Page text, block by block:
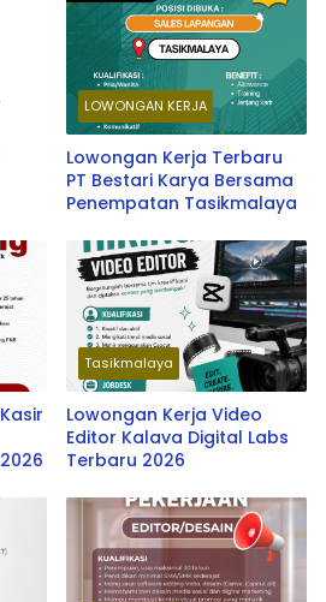
LOWONGAN KERJA
Lowongan Kerja Terbaru
PT Bestari Karya Bersama
Penempatan Tasikmalaya
Tasikmalaya
Lowongan Kerja Video
Editor Kalava Digital Labs
Terbaru 2026